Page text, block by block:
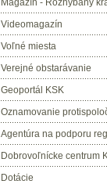
Magazín - Rozhýbaný
Videomagazín
Voľné miesta
Verejné obstarávanie
Geoportál KSK
Oznamovanie
Agentúra na podporu
Dobrovoľnícke centrum
Dotácie